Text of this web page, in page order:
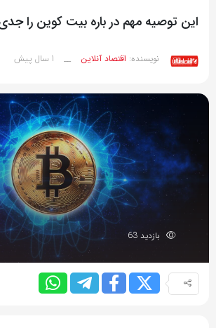
این توصیه مهم در باره بیت کوین را
نویسنده: اقتصاد آنلاین __ 1 سال پیش
بازدید 63